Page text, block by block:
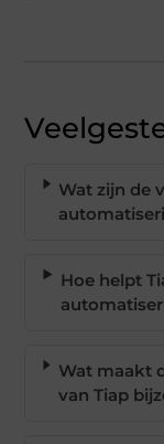
Wat zijn de
Hoe helpt
Wat maakt
van Tiap